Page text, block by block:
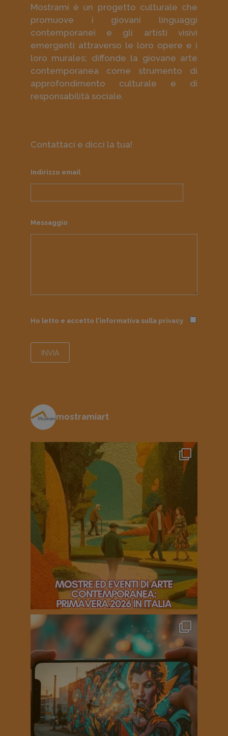
Mostrami è un progetto culturale che
promuove i giovani linguaggi
contemporanei e gli artisti visivi
emergenti attraverso le loro opere e i
loro murales; diffonde la giovane arte
contemporanea come strumento di
approfondimento culturale e di
responsabilità sociale.
Contattaci e dicci la tua!
Indirizzo email
Messaggio
Ho letto e accetto l'informativa sulla privacy
mostramiart